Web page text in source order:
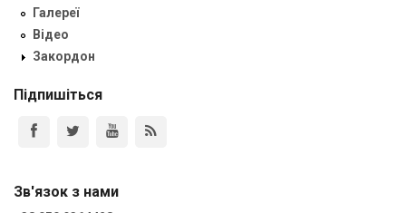
Галереї
Відео
Закордон
Підпишіться
Зв'язок з нами